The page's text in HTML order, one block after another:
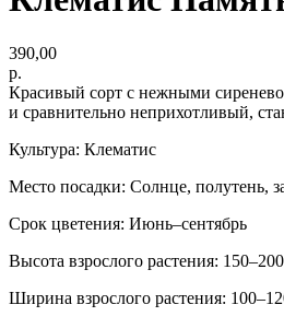
390,00
р.
Красивый сорт с нежными
и сравнительно неприхотливый,
Культура: Клематис
Место посадки: Солнце, полутень,
Срок цветения: Июнь–сентябрь
Высота взрослого растения:
Ширина взрослого растения: